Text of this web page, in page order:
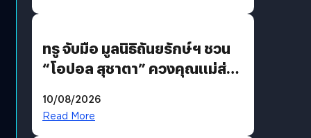
ทรู จับมือ มูลนิธิถันยรักษ์ฯ ชวน
“โอปอล สุชาตา” ควงคุณแม่ส่ง
เติมเต็มความหมายวันแม่ปีนี้
10/08/2026
Read More